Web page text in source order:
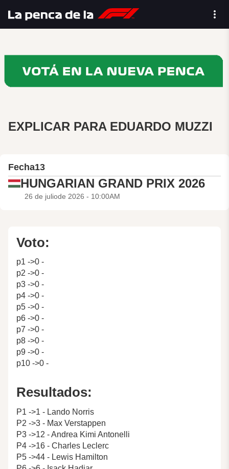
EXPLICAR PARA EDUARDO MUZZI
Fecha13
HUNGARIAN GRAND PRIX 2026
26 de juliode 2026 - 10:00AM
Voto:
p1 ->0 -
p2 ->0 -
p3 ->0 -
p4 ->0 -
p5 ->0 -
p6 ->0 -
p7 ->0 -
p8 ->0 -
p9 ->0 -
p10 ->0 -
Resultados:
P1 ->1 - Lando Norris
P2 ->3 - Max Verstappen
P3 ->12 - Andrea Kimi Antonelli
P4 ->16 - Charles Leclerc
P5 ->44 - Lewis Hamilton